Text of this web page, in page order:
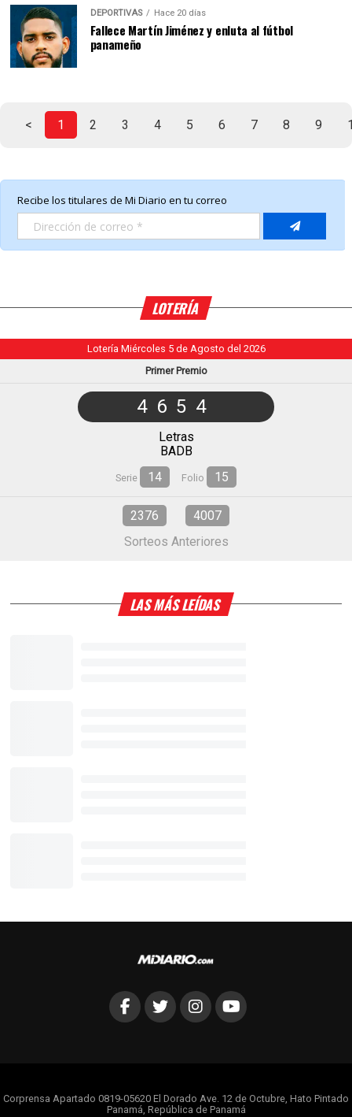
DEPORTIVAS Hace 20 días
Fallece Martín Jiménez y enluta al fútbol
panameño
< 1 2 3 4 5 6 7 8 9
LOTERÍA
Lotería Miércoles 5 de Agosto del 2026
Primer Premio
4654
Letras
BADB
Serie 14 Folio 15
2376
4007
Sorteos Anteriores
LAS MÁS LEÍDAS
Corprensa Apartado 0819-05620 El Dorado Ave. 12 de Octubre, Hato Pintado
Panamá, República de Panamá